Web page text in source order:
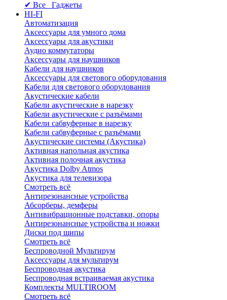
✔ Все Гаджеты
HI-FI
Автоматизация
Аксессуары для умного дома
Аксессуары для акустики
Аудио коммутаторы
Аксессуары для наушников
Кабели для наушников
Аксессуары для светового оборудования
Кабели для светового оборудования
Акустические кабели
Кабели акустические в нарезку
Кабели акустические с разъёмами
Кабели сабвуферные в нарезку
Кабели сабвуферные с разъёмами
Акустические системы (Акустика)
Активная напольная акустика
Активная полочная акустика
Акустика Dolby Atmos
Акустика для телевизора
Смотреть всё
Антирезонансные устройства
Абсорберы, демферы
Антивибрационные подставки, опоры
Антирезонансные устройства и ножки
Диски под шипы
Смотреть всё
Беспроводной Мультирум
Аксессуары для мультирум
Беспроводная акустика
Беспроводная встраиваемая акустика
Комплекты MULTIROOM
Смотреть всё